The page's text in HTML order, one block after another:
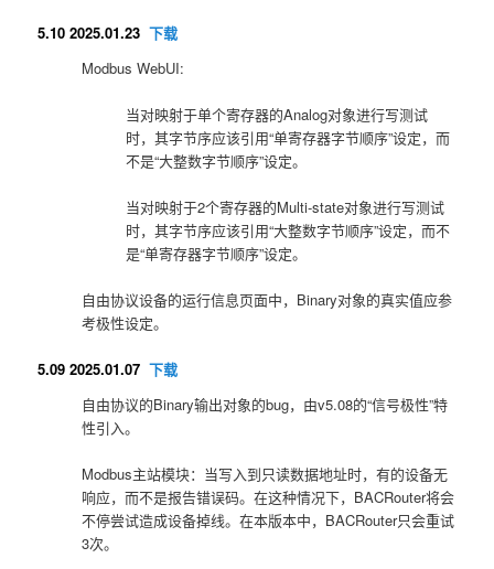
5.10 2025.01.23下载
Modbus WebUI:
当对映射于单个寄存器的Analog对象进行写测试
时，其字节序应该引用“单寄存器字节顺序”设定，而
不是“大整数字节顺序”设定。
当对映射于2个寄存器的Multi-state对象进行写测试
时，其字节序应该引用“大整数字节顺序”设定，而不
是“单寄存器字节顺序”设定。
自由协议设备的运行信息页面中，Binary对象的真实值应参
考极性设定。
5.09 2025.01.07下载
自由协议的Binary输出对象的bug，由v5.08的“信号极性”特
性引入。
Modbus主站模块：当写入到只读数据地址时，有的设备无
响应，而不是报告错误码。在这种情况下，BACRouter将会
不停尝试造成设备掉线。在本版本中，BACRouter只会重试
3次。